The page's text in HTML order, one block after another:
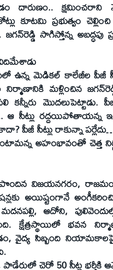
దారుణం.. క్షమించరాని
కూటమి ప్రభుత్వం
సాగిస్తోన్న అబద్ధపు
ఉన్న మెడికల్‌ కాలేజీల పీజీ
మళ్లించిన
కన్నీరు మొదలుపెట్టాడు.
రద్దయిపోతాయన్న
పీజీ సీట్లు రాకున్నా
అహంభావంతో చెత్త
విజయనగరం,
అయిష్టంగానే
ఆదోని,
క్షేత్రస్థాయిలో భవన
వైద్య సిబ్బంది
పాడేరులో చెరో 50 సీట్ల